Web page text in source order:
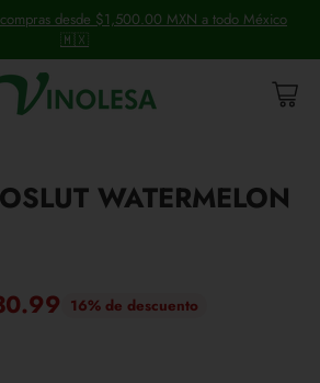
distribuyendo vinos y licores.
WATERMELON
16% de descuento